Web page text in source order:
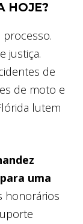
HOJE?
justiça.
de
de moto e
lutem
uma
honorários